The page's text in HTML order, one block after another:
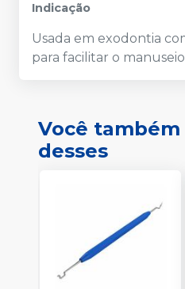
Indicação
Usada em exodontia
para facilitar o
Você
desses